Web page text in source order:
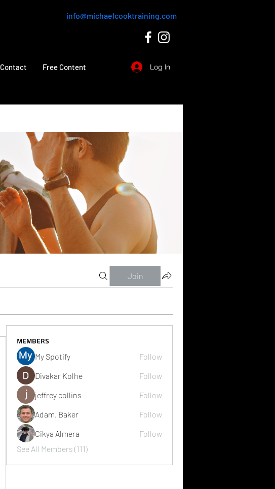
info@michaelcooktraining.com
Contact Free Content Log In
Join
Members
My Spotify
Follow
Divakar Kolhe
Follow
jeffrey collins
Follow
Adam. Baker
Follow
Cikya Almera
Follow
See All Members (111)